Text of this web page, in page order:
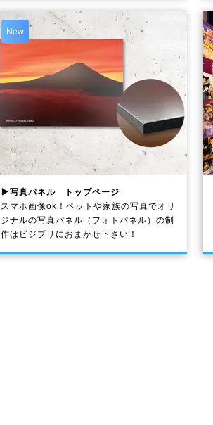
New
▶写真パネル トップページ
スマホ画像ok！ペットや家族の写真でオリ
ジナルの写真パネル（フォトパネル）の制
作はビジプリにおまかせ下さい！